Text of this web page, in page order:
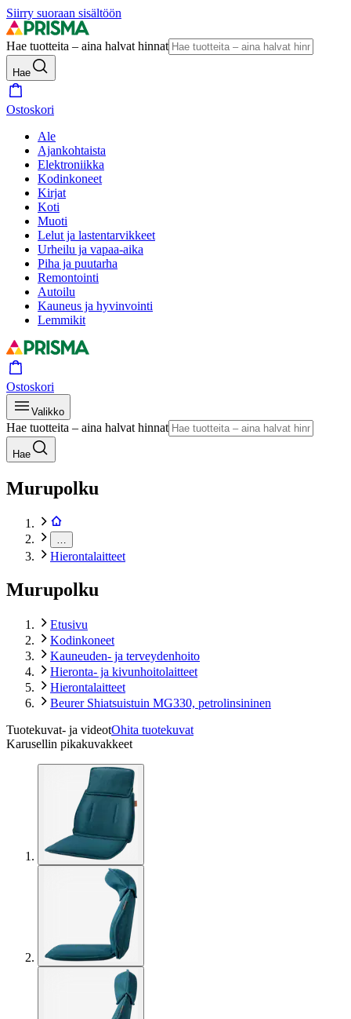
Siirry suoraan sisältöön
Hae tuotteita – aina halvat hinnat
Hae
Ostoskori
Ale
Ajankohtaista
Elektroniikka
Kodinkoneet
Kirjat
Koti
Muoti
Lelut ja lastentarvikkeet
Urheilu ja vapaa-aika
Piha ja puutarha
Remontointi
Autoilu
Kauneus ja hyvinvointi
Lemmikit
Ostoskori
Valikko
Hae tuotteita – aina halvat hinnat
Hae
Murupolku
Hierontalaitteet
Murupolku
Etusivu
Kodinkoneet
Kauneuden- ja terveydenhoito
Hieronta- ja kivunhoitolaitteet
Hierontalaitteet
Beurer Shiatsuistuin MG330, petrolinsininen
Tuotekuvat- ja videotOhita tuotekuvat
Karusellin pikakuvakkeet